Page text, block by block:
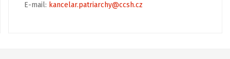
E-mail: kancelar.patriarchy@ccsh.cz